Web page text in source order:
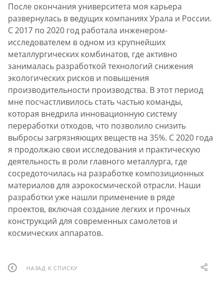
После окончания университета моя карьера
развернулась в ведущих компаниях Урала и России.
С 2017 по 2020 год работала инженером-
исследователем в одном из крупнейших
металлургических комбинатов, где активно
занималась разработкой технологий снижения
экологических рисков и повышения
производительности производства. В этот период
мне посчастливилось стать частью команды,
которая внедрила инновационную систему
переработки отходов, что позволило снизить
выбросы загрязняющих веществ на 35%. С 2020 года
я продолжаю свои исследования и практическую
деятельность в роли главного металлурга, где
сосредоточилась на разработке композиционных
материалов для аэрокосмической отрасли. Наши
разработки уже нашли применение в ряде
проектов, включая создание легких и прочных
конструкций для современных самолетов и
космических аппаратов.
НАЗАД К СПИСКУ